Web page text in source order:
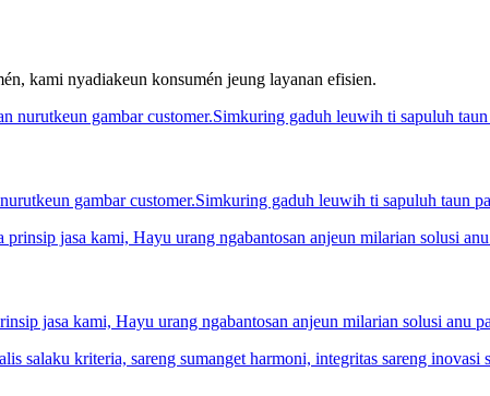
kami nyadiakeun konsumén jeung layanan efisien.
gambar customer.Simkuring gaduh leuwih ti sapuluh taun
jasa kami, Hayu urang ngabantosan anjeun milarian solusi anu